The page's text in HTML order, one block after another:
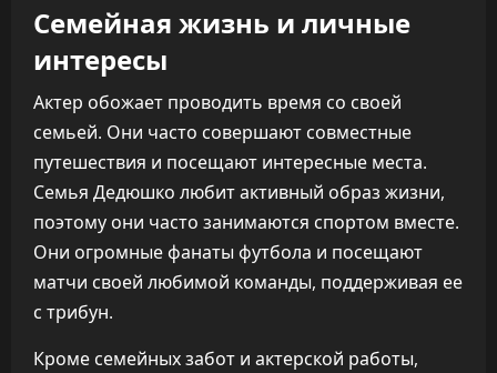
Семейная жизнь и личные
интересы
Актер обожает проводить время со своей
семьей. Они часто совершают совместные
путешествия и посещают интересные места.
Семья Дедюшко любит активный образ жизни,
поэтому они часто занимаются спортом вместе.
Они огромные фанаты футбола и посещают
матчи своей любимой команды, поддерживая ее
с трибун.
Кроме семейных забот и актерской работы,